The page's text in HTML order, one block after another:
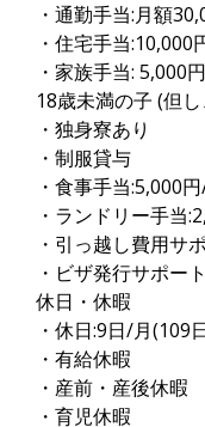
・通勤手当:月額
・住宅手当
・家族手当: 5,000
18歳未満の子 (但
・独身寮あり
・制服貸与
・食事手当:5,000
・ランドリー手当
・引っ越し費用サ
・ビザ発行サポート
休日・休暇
・休日:9日/月(109
・有給休暇
・産前・産後休暇
・育児休暇